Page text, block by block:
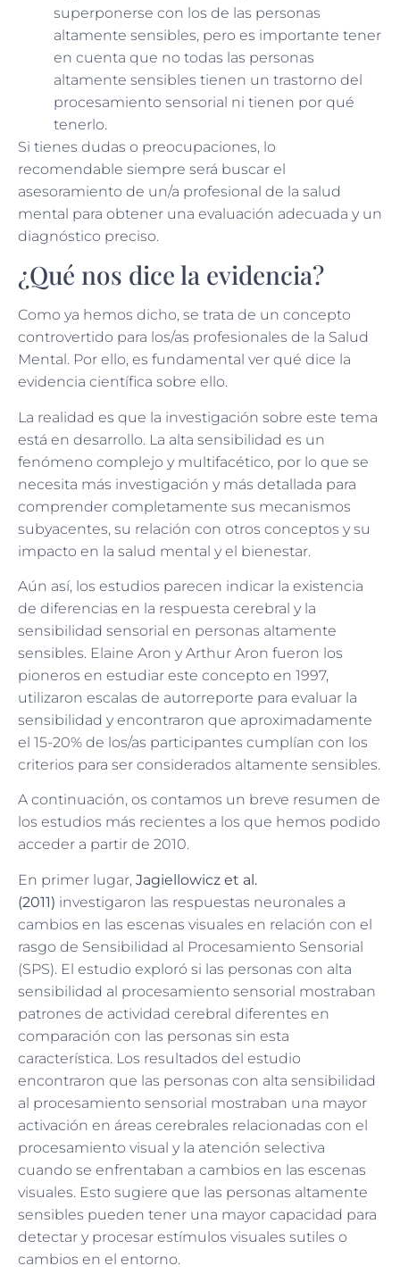
superponerse con los de las personas
altamente sensibles, pero es importante tener
en cuenta que no todas las personas
altamente sensibles tienen un trastorno del
procesamiento sensorial ni tienen por qué
tenerlo.
Si tienes dudas o preocupaciones, lo
recomendable siempre será buscar el
asesoramiento de un/a profesional de la salud
mental para obtener una evaluación adecuada y un
diagnóstico preciso.
¿Qué nos dice la evidencia?
Como ya hemos dicho, se trata de un concepto
controvertido para los/as profesionales de la Salud
Mental. Por ello, es fundamental ver qué dice la
evidencia científica sobre ello.
La realidad es que la investigación sobre este tema
está en desarrollo. La alta sensibilidad es un
fenómeno complejo y multifacético, por lo que se
necesita más investigación y más detallada para
comprender completamente sus mecanismos
subyacentes, su relación con otros conceptos y su
impacto en la salud mental y el bienestar.
Aún así, los estudios parecen indicar la existencia
de diferencias en la respuesta cerebral y la
sensibilidad sensorial en personas altamente
sensibles. Elaine Aron y Arthur Aron fueron los
pioneros en estudiar este concepto en 1997,
utilizaron escalas de autorreporte para evaluar la
sensibilidad y encontraron que aproximadamente
el 15-20% de los/as participantes cumplían con los
criterios para ser considerados altamente sensibles.
A continuación, os contamos un breve resumen de
los estudios más recientes a los que hemos podido
acceder a partir de 2010.
En primer lugar, Jagiellowicz et al.
(2011) investigaron las respuestas neuronales a
cambios en las escenas visuales en relación con el
rasgo de Sensibilidad al Procesamiento Sensorial
(SPS). El estudio exploró si las personas con alta
sensibilidad al procesamiento sensorial mostraban
patrones de actividad cerebral diferentes en
comparación con las personas sin esta
característica. Los resultados del estudio
encontraron que las personas con alta sensibilidad
al procesamiento sensorial mostraban una mayor
activación en áreas cerebrales relacionadas con el
procesamiento visual y la atención selectiva
cuando se enfrentaban a cambios en las escenas
visuales. Esto sugiere que las personas altamente
sensibles pueden tener una mayor capacidad para
detectar y procesar estímulos visuales sutiles o
cambios en el entorno.